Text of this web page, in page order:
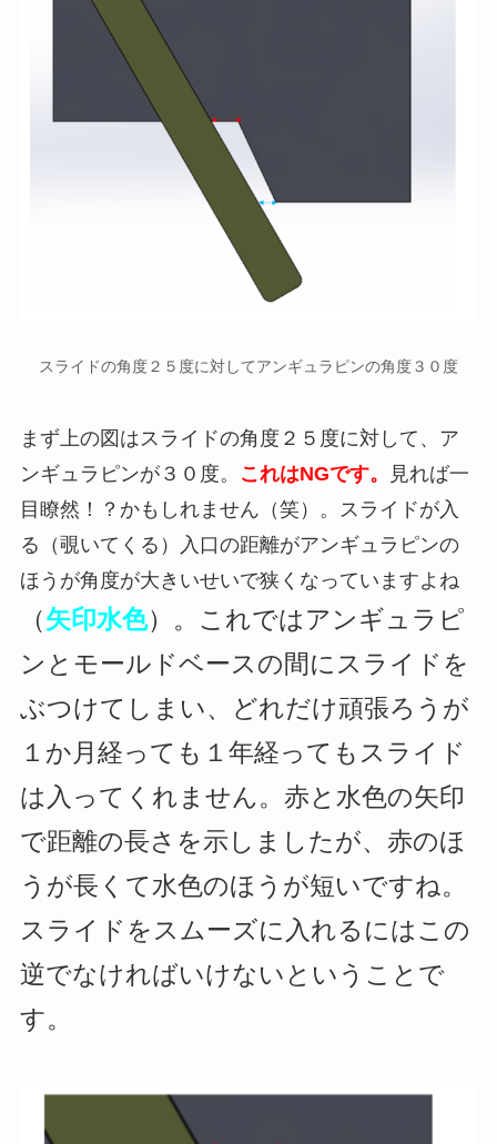
スライドの角度２５度に対してアンギュラピンの角度３０度
まず上の図はスライドの角度２５度に対して、ア
ンギュラピンが３０度。
これはNGです。
見れば一
目瞭然！？かもしれません（笑）。スライドが入
る（覗いてくる）入口の距離がアンギュラピンの
ほうが角度が大きいせいで狭くなっていますよね
（ 矢印水色） 。 これではアンギュラピ
ンとモールドベースの間にスライドを
ぶつけてしまい、どれだけ頑張ろうが
１か月経っても１年経ってもスライド
は入ってくれません。赤と水色の矢印
で距離の長さを示しましたが、赤のほ
うが長くて水色のほうが短いですね。
スライドをスムーズに入れるにはこの
逆でなければいけないということで
す。